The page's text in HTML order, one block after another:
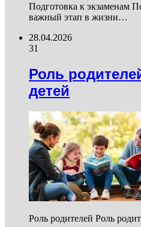
Подготовка к экзаменам
важный этап в жизни…
28.04.2026
31
Роль
детей
Роль родителей Роль